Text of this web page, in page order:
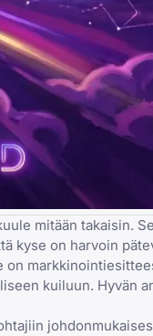
mitään takaisin.
kyse on harvoin
on
kuiluun. Hyvän